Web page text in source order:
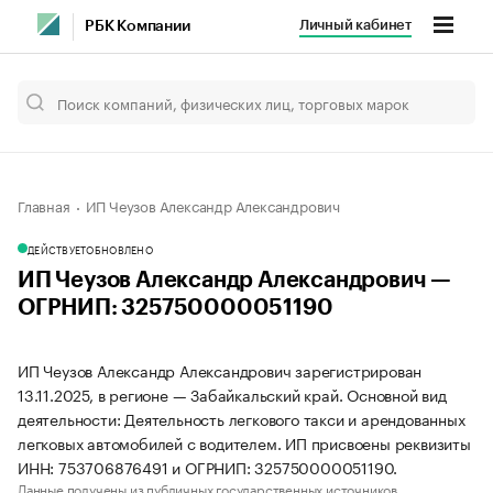
РБК Компании Личный кабинет
Главная ИП Чеузов Александр Александрович
ДЕЙСТВУЕТОБНОВЛЕНО
ИП Чеузов Александр Александрович —
ОГРНИП: 325750000051190
ИП Чеузов Александр Александрович зарегистрирован
13.11.2025, в регионе — Забайкальский край. Основной вид
деятельности: Деятельность легкового такси и арендованных
легковых автомобилей с водителем. ИП присвоены реквизиты
ИНН: 753706876491 и ОГРНИП: 325750000051190.
Данные получены из публичных государственных источников.